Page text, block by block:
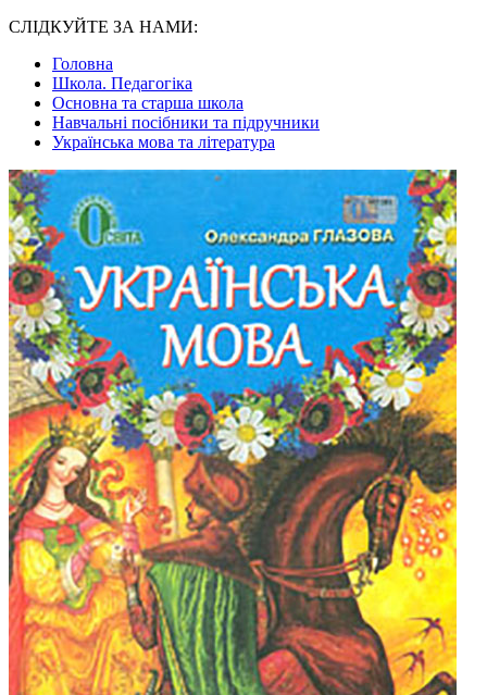
СЛІДКУЙТЕ ЗА НАМИ:
Головна
Школа. Педагогіка
Основна та старша школа
Навчальні посібники та підручники
Українська мова та література